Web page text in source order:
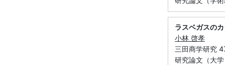
ラスベガスの
小林 啓孝
三田商学研究
研究論文（大